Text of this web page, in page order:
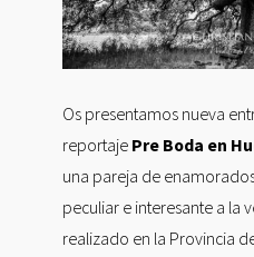
Os presentamos nueva
reportaje Pre Boda en
una pareja de
peculiar e interesante a la
realizado en la Provincia